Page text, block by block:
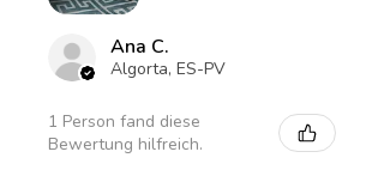
Ana C.
Algorta, ES-PV
1 Person fand diese
Bewertung hilfreich.